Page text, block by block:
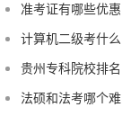
准考证有哪些优惠
计算机二级考什么
贵州专科院校排名
法硕和法考哪个难